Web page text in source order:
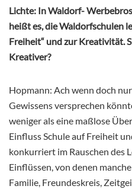
Lichte: In Waldorf-
heißt es, die Waldorfschulen
Freiheit“ und zur Kreativität.
Kreativer?
Hopmann: Ach wenn doch
Gewissens versprechen
weniger als eine maßlose
Einfluss Schule auf Freiheit
konkurriert im Rauschen des
Einflüssen, von denen
Familie, Freundeskreis,